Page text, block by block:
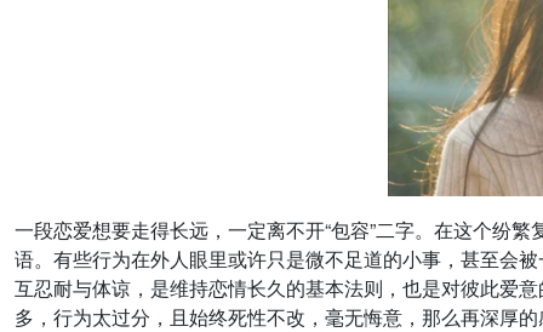
一段恋爱想要走得长远，一定离不开“包容”二字。在这个纷
语。有些行为在外人眼里或许只是微不足道的小事，甚至会
互忍耐与体谅，是维持恋情长久的基本法则，也是对彼此爱
多，行为太过分，且始终死性不改，毫无悔意，那么再深厚